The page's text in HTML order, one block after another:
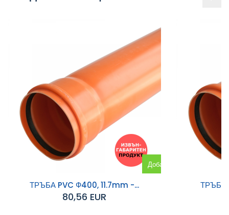
Добавяне
ТРЪБА PVC Ф400, 11.7mm -...
80,56 EUR
ТРЪБА